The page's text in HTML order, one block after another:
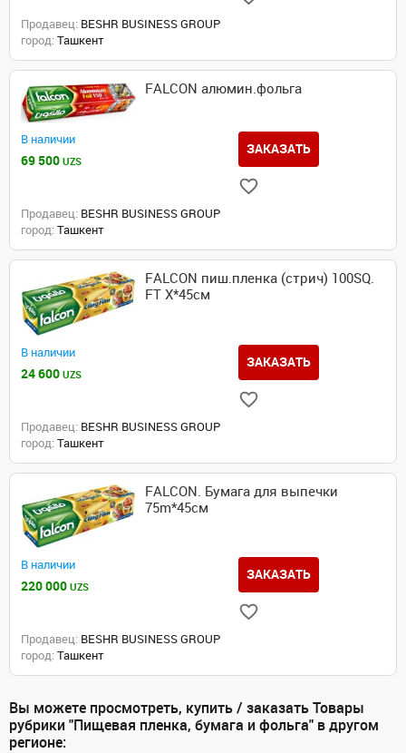
Продавец: BESHR BUSINESS GROUP
город: Ташкент
FALCON алюмин.фольга
В наличии
69 500 UZS
ЗАКАЗАТЬ
Продавец: BESHR BUSINESS GROUP
город: Ташкент
FALCON пиш.пленка (стрич) 100SQ.
FT X*45см
В наличии
24 600 UZS
ЗАКАЗАТЬ
Продавец: BESHR BUSINESS GROUP
город: Ташкент
FALCON. Бумага для выпечки
75m*45см
В наличии
220 000 UZS
ЗАКАЗАТЬ
Продавец: BESHR BUSINESS GROUP
город: Ташкент
Вы можете просмотреть, купить / заказать Товары
рубрики "Пищевая пленка, бумага и фольга" в другом
регионе: